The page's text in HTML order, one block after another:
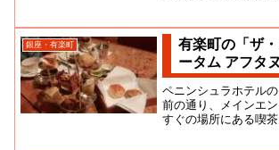
当時の大田知事を社
銀座・有楽町
有楽町の「ザ
ータム アフタ
ペニンシュラホテル
前の通り、メインエ
すぐの場所にある喫茶